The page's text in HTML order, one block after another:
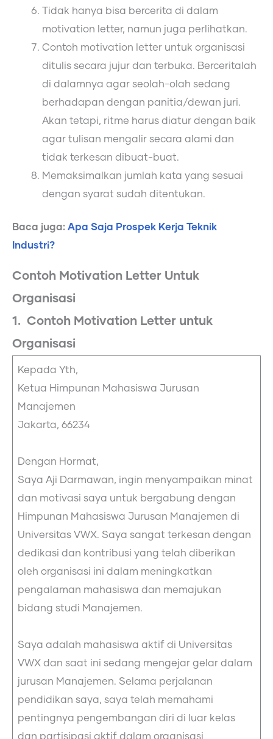
Tidak hanya bisa bercerita di dalam
motivation letter, namun juga perlihatkan.
Contoh motivation letter untuk organisasi
ditulis secara jujur dan terbuka. Berceritalah
di dalamnya agar seolah-olah sedang
berhadapan dengan panitia/dewan juri.
Akan tetapi, ritme harus diatur dengan baik
agar tulisan mengalir secara alami dan
tidak terkesan dibuat-buat.
Memaksimalkan jumlah kata yang sesuai
dengan syarat sudah ditentukan.
Baca juga: Apa Saja Prospek Kerja Teknik
Industri?
Contoh Motivation Letter Untuk
Organisasi
1. Contoh Motivation Letter untuk
Organisasi
Kepada Yth,
Ketua Himpunan Mahasiswa Jurusan
Manajemen
Jakarta, 66234
Dengan Hormat,
Saya Aji Darmawan, ingin menyampaikan minat
dan motivasi saya untuk bergabung dengan
Himpunan Mahasiswa Jurusan Manajemen di
Universitas VWX. Saya sangat terkesan dengan
dedikasi dan kontribusi yang telah diberikan
oleh organisasi ini dalam meningkatkan
pengalaman mahasiswa dan memajukan
bidang studi Manajemen.
Saya adalah mahasiswa aktif di Universitas
VWX dan saat ini sedang mengejar gelar dalam
jurusan Manajemen. Selama perjalanan
pendidikan saya, saya telah memahami
pentingnya pengembangan diri di luar kelas
dan partisipasi aktif dalam organisasi